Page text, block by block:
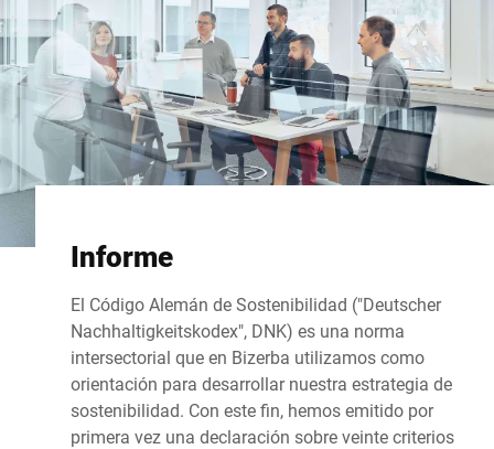
Informe
El Código Alemán de Sostenibilidad ("Deutscher
Nachhaltigkeitskodex", DNK) es una norma
intersectorial que en Bizerba utilizamos como
orientación para desarrollar nuestra estrategia de
sostenibilidad. Con este fin, hemos emitido por
primera vez una declaración sobre veinte criterios